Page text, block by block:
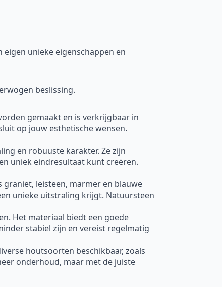
eigen unieke eigenschappen en
beslissing.
gemaakt en is verkrijgbaar in
op jouw esthetische wensen.
en robuuste karakter. Ze zijn
uniek eindresultaat kunt creëren.
leisteen, marmer en blauwe
unieke uitstraling krijgt. Natuursteen
Het materiaal biedt een goede
stabiel zijn en vereist regelmatig
houtsoorten beschikbaar, zoals
onderhoud, maar met de juiste